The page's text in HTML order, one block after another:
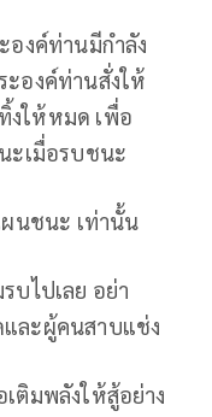
องค์ท่านมีกำลัง
องค์ท่านสั่งให้
งให้หมด เพื่อ
ะเมื่อรบชนะ
ผนชนะ เท่านั้น
บไปเลย อย่า
ละผู้คนสาบแช่ง
ติมพลังให้สู้อย่าง